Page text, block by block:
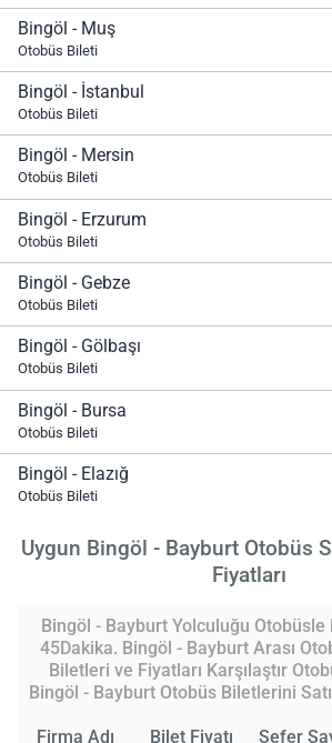
Bingöl - Muş
Otobüs Bileti
Bingöl - İstanbul
Otobüs Bileti
Bingöl - Mersin
Otobüs Bileti
Bingöl - Erzurum
Otobüs Bileti
Bingöl - Gebze
Otobüs Bileti
Bingöl - Gölbaşı
Otobüs Bileti
Bingöl - Bursa
Otobüs Bileti
Bingöl - Elazığ
Otobüs Bileti
Uygun Bingöl - Bayburt Otobüs
Fiyatları
Bingöl - Bayburt Yolculuğu Otobüsle
45Dakika. Bingöl - Bayburt Arası
Biletleri ve Fiyatları Karşılaştır
Bingöl - Bayburt Otobüs Biletlerini
Firma Adı Bilet Fiyatı Sefer